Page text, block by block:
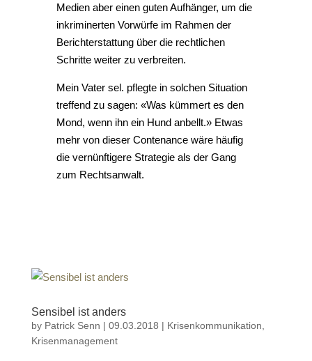
Medien aber einen guten Aufhänger, um die
inkriminerten Vorwürfe im Rahmen der
Berichterstattung über die rechtlichen
Schritte weiter zu verbreiten.
Mein Vater sel. pflegte in solchen Situation
treffend zu sagen: «Was kümmert es den
Mond, wenn ihn ein Hund anbellt.» Etwas
mehr von dieser Contenance wäre häufig
die vernünftigere Strategie als der Gang
zum Rechtsanwalt.
Sensibel ist anders
by Patrick Senn | 09.03.2018 | Krisenkommunikation
Krisenmanagement